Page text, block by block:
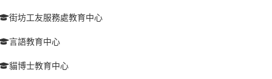
街坊工友服務處教育中心
言語教育中心
貓博士教育中心